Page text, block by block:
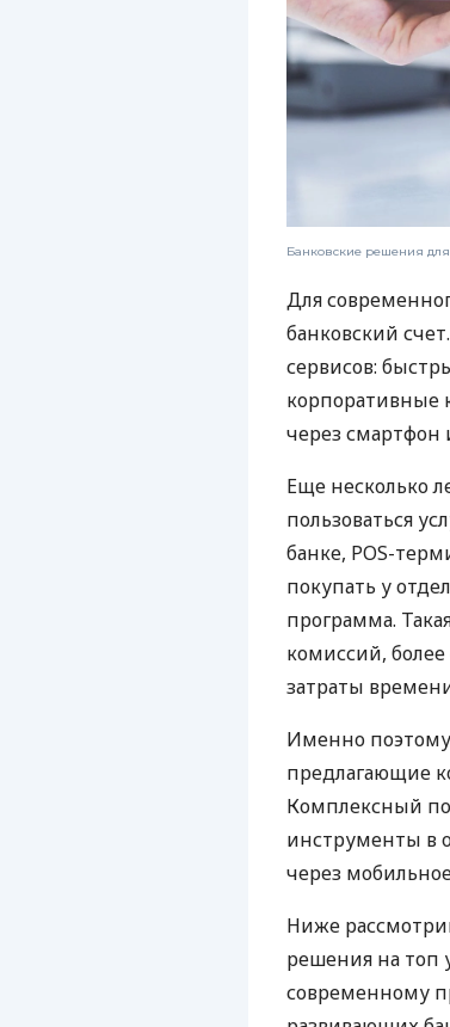
Банковские решения
Для
банковский
сервисов:
корпоративные
через
Еще несколько
пользоваться
банке, POS-
покупать у
программа.
комиссий,
затраты
Именно
предлагающие
Комплексный
инструменты в
через
Ниже
решения на топ
современному